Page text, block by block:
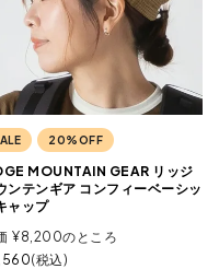
20%OFF
MOUNTAIN GEAR リッジ
ンテンギア コンフィーベーシッ
ャップ
¥8,200のところ
税込